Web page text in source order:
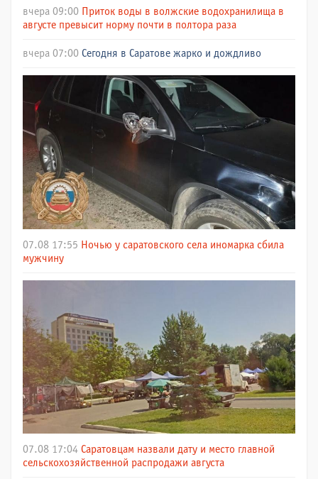
вчера 09:00 Приток воды в волжские водохранилища в
августе превысит норму почти в полтора раза
вчера 07:00 Сегодня в Саратове жарко и дождливо
07.08 17:55 Ночью у саратовского села иномарка сбила
мужчину
07.08 17:04 Саратовцам назвали дату и место главной
сельскохозяйственной распродажи августа